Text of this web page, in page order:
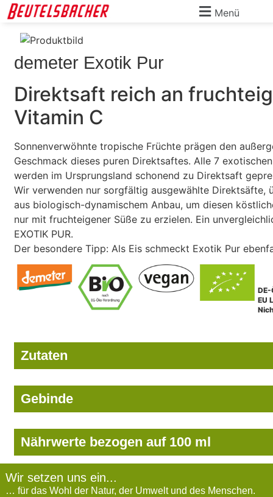
Menü
demeter Exotik Pur
Direktsaft reich an
Vitamin C
Sonnenverwöhnte tropische Früchte prägen den
Geschmack dieses puren Direktsaftes. Alle 7
werden im Ursprungsland schonend zu Direktsaft
Wir verwenden nur sorgfältig ausgewählte Direktsäfte,
aus biologisch-dynamischem Anbau, um diesen
nur mit fruchteigener Süße zu erzielen. Ein
EXOTIK PUR.
Der besondere Tipp: Als Eis schmeckt Exotik Pur
EU
Zutaten
Gebinde
Nährwerte bezogen auf 100 ml
Wir setzen uns ein...
… für das Wohl der Natur, der Umwelt und des Menschen.